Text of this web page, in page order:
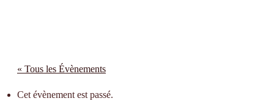
« Tous les Évènements
Cet évènement est passé.